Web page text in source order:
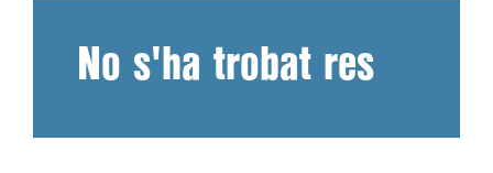
No s'ha trobat res